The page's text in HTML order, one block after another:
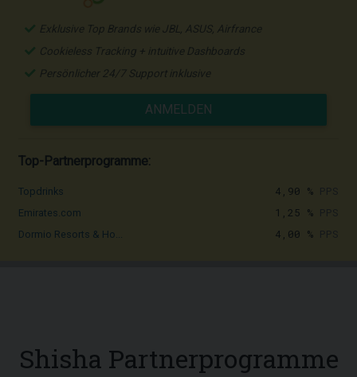
Exklusive Top Brands wie JBL, ASUS, Airfrance
Cookieless Tracking + intuitive Dashboards
Persönlicher 24/7 Support inklusive
ANMELDEN
Top-Partnerprogramme:
Topdrinks 4,90 %
Emirates.com 1,25 %
Dormio Resorts & Ho... 4,00 %
Shisha Partnerprogramme